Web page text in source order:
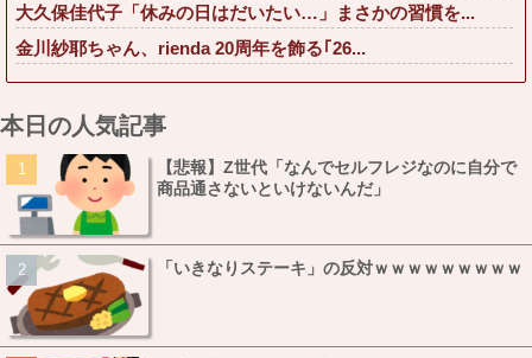
大久保佳代子「休みの日はだいたい…」まさかの習慣を...
金川紗耶ちゃん、rienda 20周年を飾る｢26...
本日の人気記事
【悲報】Z世代「なんでセルフレジなのに自分で
商品通さないといけないんだ」
「いきなりステーキ」の反対ｗｗｗｗｗｗｗｗｗ